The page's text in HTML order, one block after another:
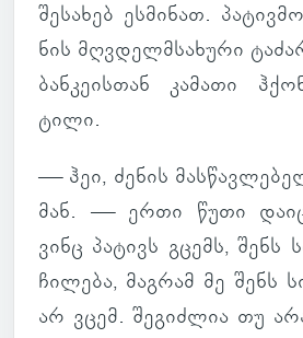
შე­სა­ხებ ეს­მი­ნათ.
ნის მღვდელმსა­ხური
ბან­კე­ის­თან კა­მათი
ტილი.
— ჰეი, ძენის
მან. — ერთი წუთი
ვინც პა­ტივს გცემს, შენს
ჩი­ლება, მაგ­რამ მე შენს
არ ვცემ. შე­გიძ­ლია თუ